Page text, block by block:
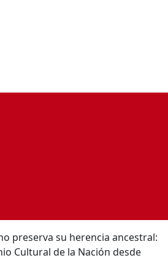
preserva su herencia ancestral:
Cultural de la Nación desde